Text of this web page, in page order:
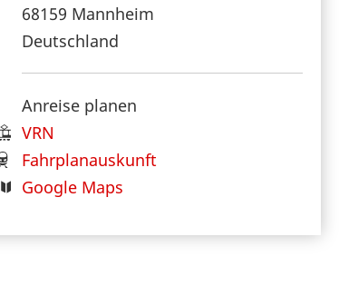
68159 Mannheim
Deutschland
Anreise planen
VRN
Fahrplanauskunft
Google Maps